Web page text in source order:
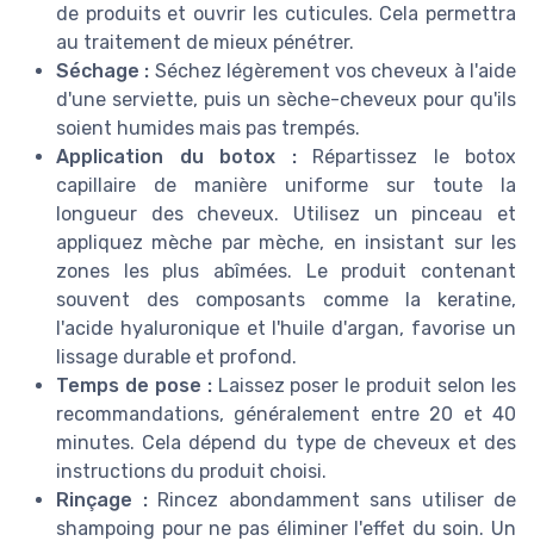
de produits et ouvrir les cuticules. Cela permettra
au traitement de mieux pénétrer.
Séchage : Séchez légèrement vos cheveux à l'aide
d'une serviette, puis un sèche-cheveux pour qu'ils
soient humides mais pas trempés.
Application du botox :Répartissez le botox
capillaire de manière uniforme sur toute la
longueur des cheveux. Utilisez un pinceau et
appliquez mèche par mèche, en insistant sur les
zones les plus abîmées. Le produit contenant
souvent des composants comme la keratine,
l'acide hyaluronique et l'huile d'argan, favorise un
lissage durable et profond.
Temps de pose :Laissez poser le produit selon les
recommandations, généralement entre 20 et 40
minutes. Cela dépend du type de cheveux et des
instructions du produit choisi.
Rinçage :Rincez abondamment sans utiliser de
shampoing pour ne pas éliminer l'effet du soin. Un